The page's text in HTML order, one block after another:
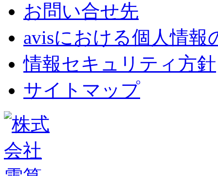
お問い合せ先
avisにおける個人情
情報セキュリティ方針
サイトマップ